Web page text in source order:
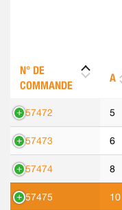
N° DE
COMMANDE
A
557472 5
557473 6
557474 8
557475 10